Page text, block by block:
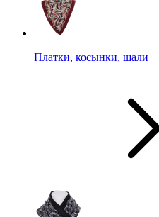
Платки, косынки, шали